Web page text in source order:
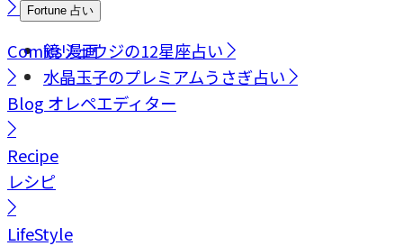
Fortune 占い
鏡リュウジの12星座占い
水晶玉子のプレミアムうさぎ占い
Comics漫画
Blog オレペエディター
Recipe
レシピ
LifeStyle